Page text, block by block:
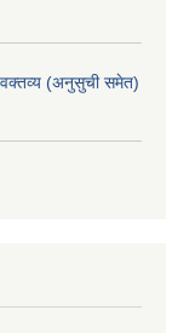
वक्तव्य (अनुसुची समेत)